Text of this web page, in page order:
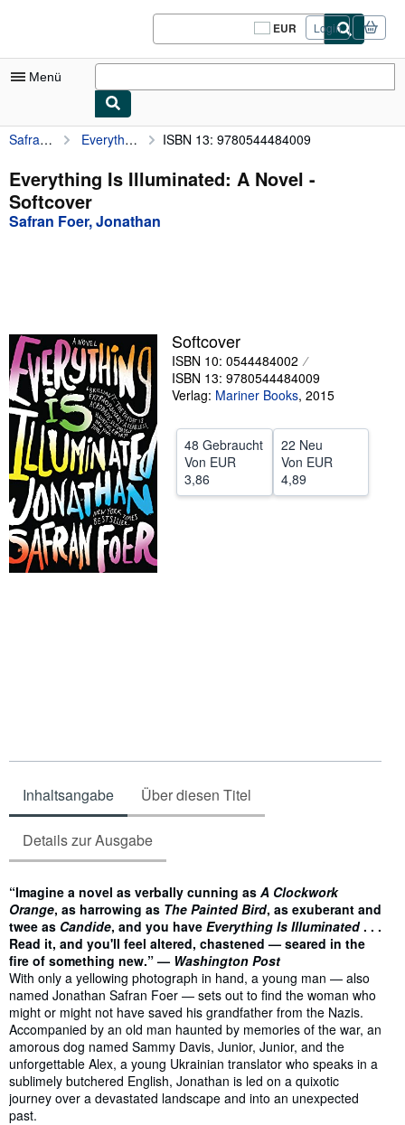
EUR
Seite
der
Login
Menü
Nutzerkonto
Meine Bestellungen
Logout
Kunst & Sammlerstücke
Verkäufer
Verkäufer werden
Hilfe
SCHLIESSEN
Safran Foer, Jonathan Everything Is Illuminated: A Novel ISBN 13: 9780544484009
Everything Is Illuminated: A Novel -
Softcover
Safran Foer, Jonathan
Softcover
ISBN 10: 0544484002
ISBN 13: 9780544484009
Verlag: Mariner Books, 2015
48 Gebraucht
Von EUR
3,86
22 Neu
Von EUR
4,89
Inhaltsangabe Über diesen Titel
Details zur Ausgabe
“Imagine a novel as verbally cunning as A Clockwork
Orange, as harrowing as The Painted Bird, as exuberant and
twee as Candide, and you have Everything Is Illuminated. . .
Read it, and you'll feel altered, chastened — seared in the
fire of something new.” — Washington Post
With only a yellowing photograph in hand, a young man — also
named Jonathan Safran Foer — sets out to find the woman who
might or might not have saved his grandfather from the Nazis.
Accompanied by an old man haunted by memories of the war, an
amorous dog named Sammy Davis, Junior, Junior, and the
unforgettable Alex, a young Ukrainian translator who speaks in a
sublimely butchered English, Jonathan is led on a quixotic
journey over a devastated landscape and into an unexpected
past.